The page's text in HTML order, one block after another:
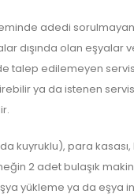
adedi
dışında olan eşyalar
talep edilemeyen
ya da istenen servis
kuyruklu), para
2 adet bulaşık
yükleme ya da eşya